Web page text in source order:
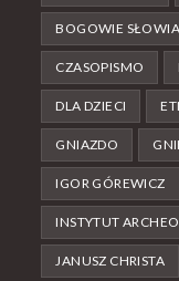
BOGOWIE
CZASOPISMO
DLA DZIECI
GNIAZDO
IGOR GÓREWICZ
INSTYTUT
JANUSZ CHRISTA